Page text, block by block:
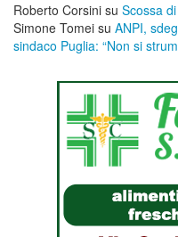
Roberto Corsini su Scossa
Simone Tomei su ANPI,
sindaco Puglia: “Non si